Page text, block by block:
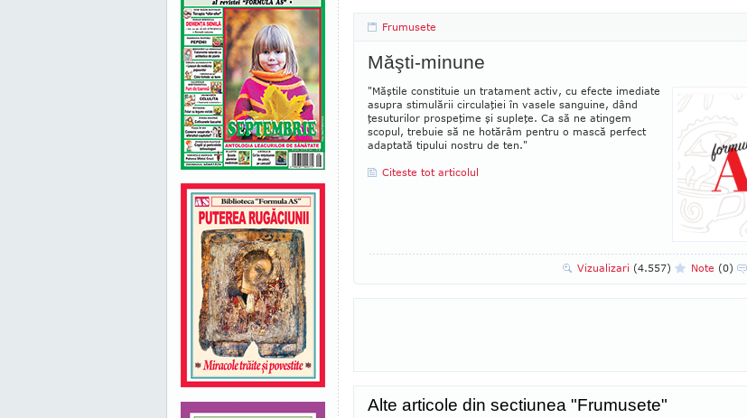
Frumusete
Măşti-minune
"Măştile constituie un tratament activ, cu efecte ime­diate
asupra stimulării circu­la­ţiei în vasele san­guine, dând
ţesu­tu­rilor prospeţime şi supleţe. Ca să ne atingem
scopul, tre­buie să ne hotă­râm pentru o mască perfect
adaptată ti­pu­lui nostru de ten."
Citeste tot articolul
Vizualizari (4.557) Note (0)
Alte articole din sectiunea "Frumusete"